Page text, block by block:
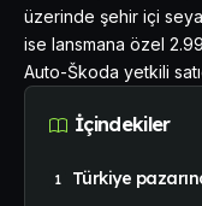
üzerinde şehir içi
ise lansmana özel
Auto-Škoda yetkili
İçindekiler
Türkiye